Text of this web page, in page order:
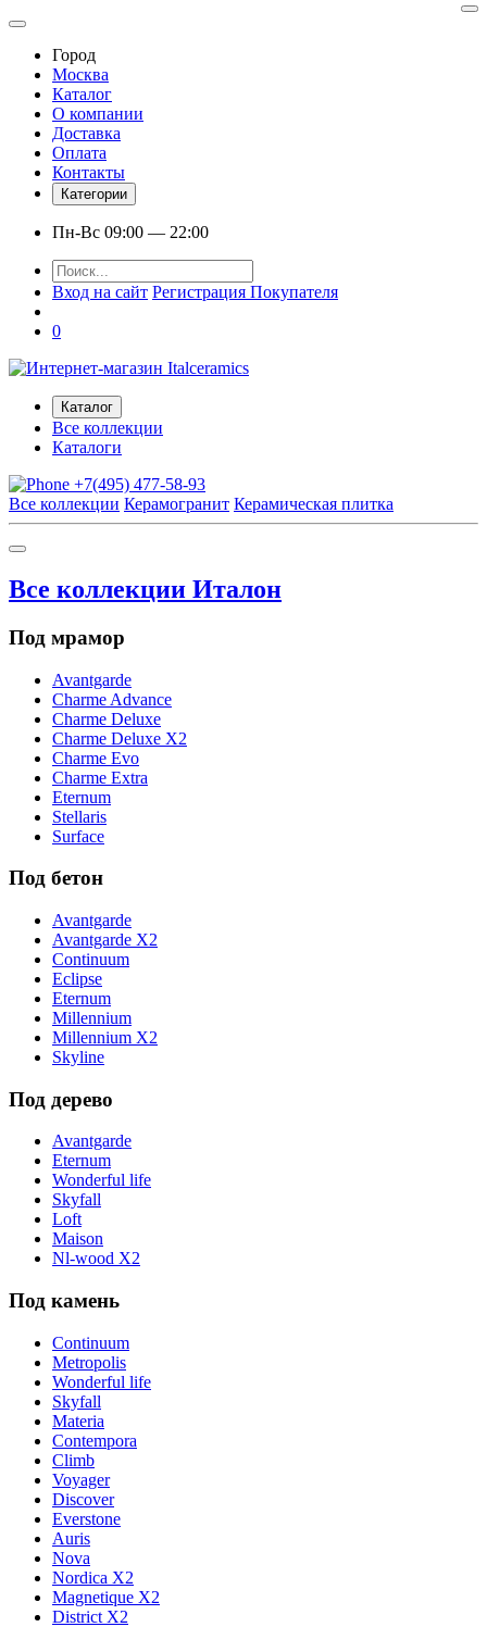
Город
Москва
Каталог
О компании
Доставка
Оплата
Контакты
Категории
Пн-Вс 09:00 — 22:00
Вход на сайт Регистрация Покупателя
0
Каталог
Все коллекции
Каталоги
+7(495) 477-58-93
Все коллекции Керамогранит Керамическая плитка
Все коллекции Италон
Под мрамор
Avantgarde
Charme Advance
Charme Deluxe
Charme Deluxe X2
Charme Evo
Charme Extra
Eternum
Stellaris
Surface
Под бетон
Avantgarde
Avantgarde X2
Continuum
Eclipse
Eternum
Millennium
Millennium X2
Skyline
Под дерево
Avantgarde
Eternum
Wonderful life
Skyfall
Loft
Maison
Nl-wood X2
Под камень
Continuum
Metropolis
Wonderful life
Skyfall
Materia
Contempora
Climb
Voyager
Discover
Everstone
Auris
Nova
Nordica X2
Magnetique X2
District X2